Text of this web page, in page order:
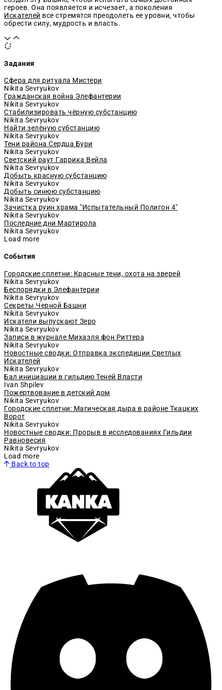
героев. Она появляется и исчезает, а поколения
Искателей все стремятся преодолеть ее уровни, чтобы
обрести силу, мудрость и власть.
Задания
Сфера для ритуала Мистери
Nikita Sevryukov
Гражданская война Элефантерии
Nikita Sevryukov
Стабилизировать чёрную субстанцию
Nikita Sevryukov
Найти зелёную субстанцию
Nikita Sevryukov
Тени района Сердца Бури
Nikita Sevryukov
Светский раут Гаррика Вейла
Nikita Sevryukov
Добыть красную субстанцию
Nikita Sevryukov
Добыть синюю субстанцию
Nikita Sevryukov
Зачистка руин храма "Испытательный Полигон 4"
Nikita Sevryukov
Последние дни Мартирола
Nikita Sevryukov
Load more
События
Городские сплетни: Красные тени, охота на зверей
Nikita Sevryukov
Беспорядки в Элефантерии
Nikita Sevryukov
Секреты Черной Башни
Nikita Sevryukov
Искатели выпускают Зеро
Nikita Sevryukov
Записи в журнале Михаэля фон Риттера
Nikita Sevryukov
Новостные сводки: Отправка экспедиции Светлых
Искателей
Nikita Sevryukov
Бал инициации в гильдию Теней Власти
Ivan Shpilev
Пожертвование в детский дом
Nikita Sevryukov
Городские сплетни: Магическая дыра в районе Ткацких
Ворот
Nikita Sevryukov
Новостные сводки: Прорыв в исследованиях Гильдии
Равновесия
Nikita Sevryukov
Load more
Back to top